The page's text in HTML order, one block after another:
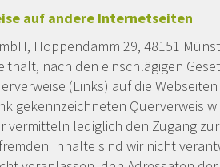
auf andere Internetseiten
Hoppendamm 29, 48151
nach den einschlägigen
(Links) auf die
gekennzeichneten Querverweis
vermitteln lediglich den Zugang
Inhalte sind wir nicht